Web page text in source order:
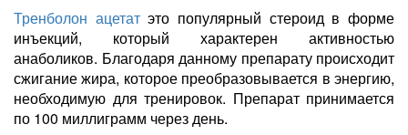
Тренболон ацетатэто популярный стероид в форме
инъекций, который характерен активностью
анаболиков. Благодаря данному препарату происходит
сжигание жира, которое преобразовывается в энергию,
необходимую для тренировок. Препарат принимается
по 100 миллиграмм через день.